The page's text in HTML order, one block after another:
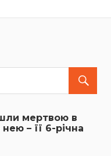
мертвою в
нею – її 6-річна